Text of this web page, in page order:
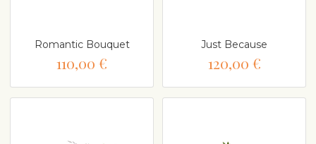
Romantic Bouquet
110,00 €
Just Because
120,00 €